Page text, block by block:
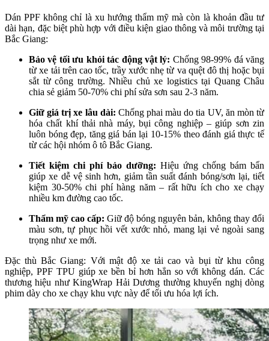
Dán PPF không chỉ là xu hướng thẩm mỹ mà còn là khoản đầu tư
dài hạn, đặc biệt phù hợp với điều kiện giao thông và môi trường tại
Bắc Giang:
Bảo vệ tối ưu khỏi tác động vật lý: Chống 98-99% đá văng
từ xe tải trên cao tốc, trầy xước nhẹ từ va quệt đô thị hoặc bụi
sắt từ công trường. Nhiều chủ xe logistics tại Quang Châu
chia sẻ giảm 50-70% chi phí sửa sơn sau 2-3 năm.
Giữ giá trị xe lâu dài: Chống phai màu do tia UV, ăn mòn từ
hóa chất khí thải nhà máy, bụi công nghiệp – giúp sơn zin
luôn bóng đẹp, tăng giá bán lại 10-15% theo đánh giá thực tế
từ các hội nhóm ô tô Bắc Giang.
Tiết kiệm chi phí bảo dưỡng: Hiệu ứng chống bám bẩn
giúp xe dễ vệ sinh hơn, giảm tần suất đánh bóng/sơn lại, tiết
kiệm 30-50% chi phí hàng năm – rất hữu ích cho xe chạy
nhiều km đường cao tốc.
Thẩm mỹ cao cấp: Giữ độ bóng nguyên bản, không thay đổi
màu sơn, tự phục hồi vết xước nhỏ, mang lại vẻ ngoài sang
trọng như xe mới.
Đặc thù Bắc Giang: Với mật độ xe tải cao và bụi từ khu công
nghiệp, PPF TPU giúp xe bền bỉ hơn hẳn so với không dán. Các
thương hiệu như KingWrap Hải Dương thường khuyến nghị dòng
phim dày cho xe chạy khu vực này để tối ưu hóa lợi ích.